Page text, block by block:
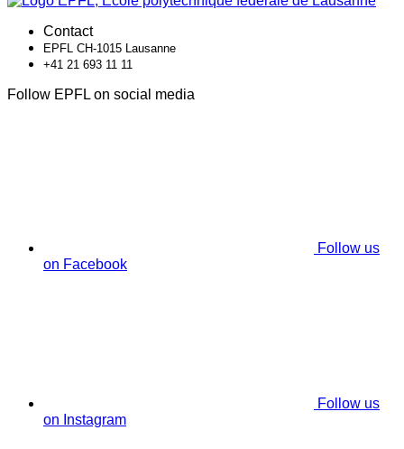
Contact
EPFL CH-1015 Lausanne
+41 21 693 11 11
Follow EPFL on social media
Follow us
on Facebook
Follow us
on Instagram